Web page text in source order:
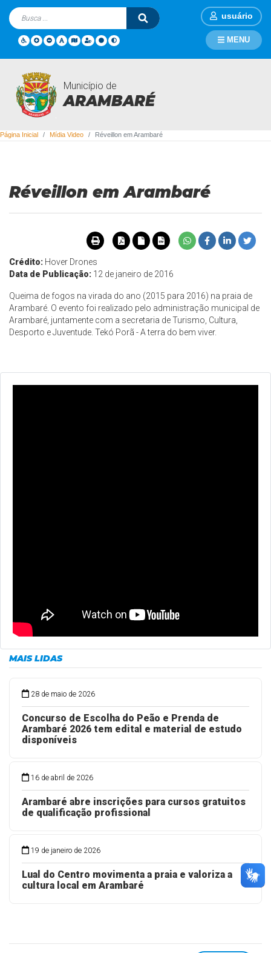
usuário
Município de
ARAMBARÉ
MENU
Mídia Video
Página Inicial Mídia Video Réveillon em Arambaré
Réveillon em Arambaré
Crédito: Hover Drones
Data de Publicação: 12 de janeiro de 2016
Queima de fogos na virada do ano (2015 para 2016) na praia de
Arambaré. O evento foi realizado pelo administração municipal de
Arambaré, juntamente com a secretaria de Turismo, Cultura,
Desporto e Juventude. Tekó Porã - A terra do bem viver.
MAIS LIDAS
28 de maio de 2026
Concurso de Escolha do Peão e Prenda de
Arambaré 2026 tem edital e material de estudo
disponíveis
16 de abril de 2026
Arambaré abre inscrições para cursos gratuitos
de qualificação profissional
19 de janeiro de 2026
Lual do Centro movimenta a praia e valoriza a
cultura local em Arambaré